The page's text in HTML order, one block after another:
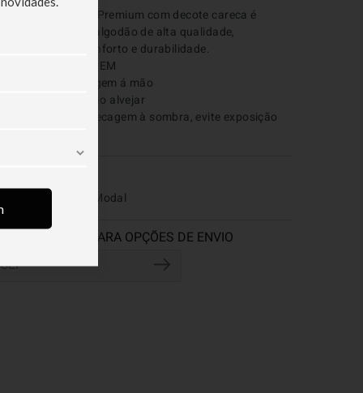
A Camiseta Cotton Premium com decote careca é
confeccionada em algodão de alta qualidade,
proporcionando conforto e durabilidade.
CUIDADOS E LAVAGEM
Tipo de secagem: Secagem à sombra, evite exposição
50% Algodão, 50% Modal